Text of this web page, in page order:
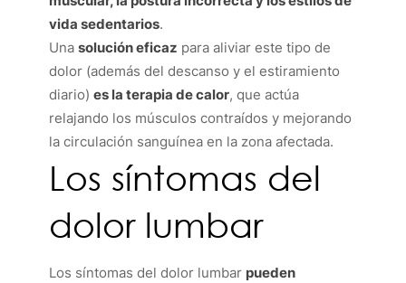
vida sedentarios.
Unasolución eficaz para aliviar este tipo de
dolor (además del descanso y el estiramiento
diario)es la terapia de calor, que actúa
relajando los músculos contraídos y mejorando
la circulación sanguínea en la zona afectada.
Los síntomas del
dolor lumbar
Los síntomas del dolor lumbar pueden